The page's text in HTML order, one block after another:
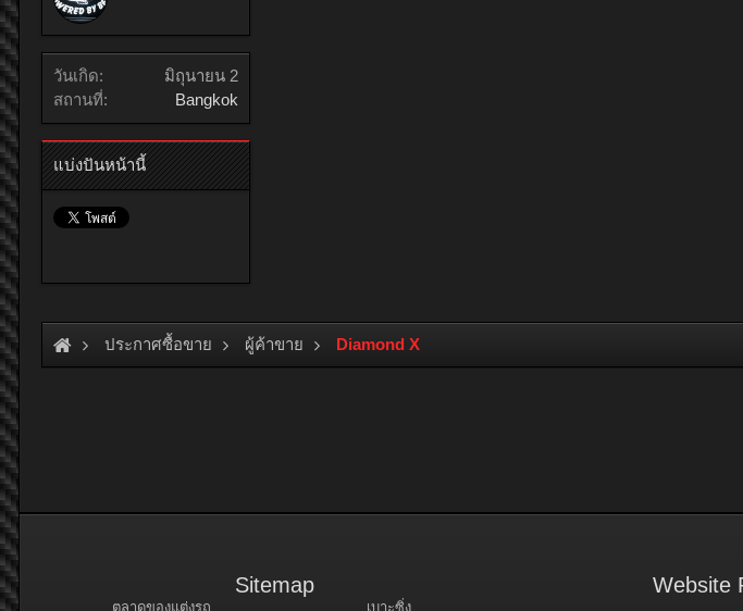
วันเกิด:
มิถุนายน 2
สถานที่:
Bangkok
แบ่งปันหน้านี้
ประกาศซื้อขาย ผู้ค้าขาย Diamond X
Sitemap
ตลาดของแต่งรถ เบาะซิ่ง
Website